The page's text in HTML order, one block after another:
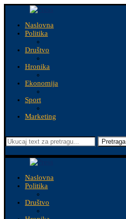
Naslovna
Politika
Društvo
Hronika
Ekonomija
Sport
Marketing
Pretraga
Naslovna
Politika
Društvo